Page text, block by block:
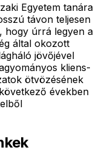
Egyetem tanára
távon teljesen
hogy úrrá legyen a
által okozott
jövőjével
kliens-
ötvözésének
években